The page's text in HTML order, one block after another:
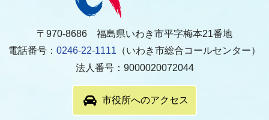
〒970-8686 福島県いわき市平字梅本21番地
電話番号： 0246-22-1111 （いわき市総合コールセンター）
法人番号：9000020072044
市役所へのアクセス